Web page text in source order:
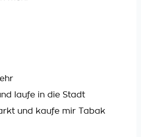
laufe in die Stadt
und kaufe mir Tabak